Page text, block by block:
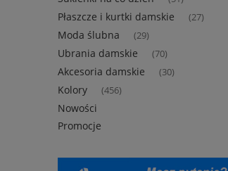
Płaszcze i kurtki damskie (27)
Moda ślubna (29)
Ubrania damskie (70)
Akcesoria damskie (30)
Kolory (456)
Nowości
Promocje